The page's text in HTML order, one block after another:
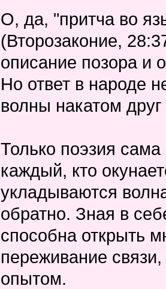
О, да, "притча во
(Второзаконие,
описание позора и
Но ответ в народе
волны накатом
Только поэзия
каждый, кто
укладываются
обратно. Зная в
способна открыть
переживание связи,
опытом.